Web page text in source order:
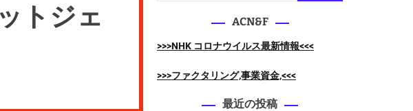
トジェ
ACN&F
>>>NHK コロナウイルス最新情報<<<
>>>ファクタリング,事業資金,<<<
最近の投稿